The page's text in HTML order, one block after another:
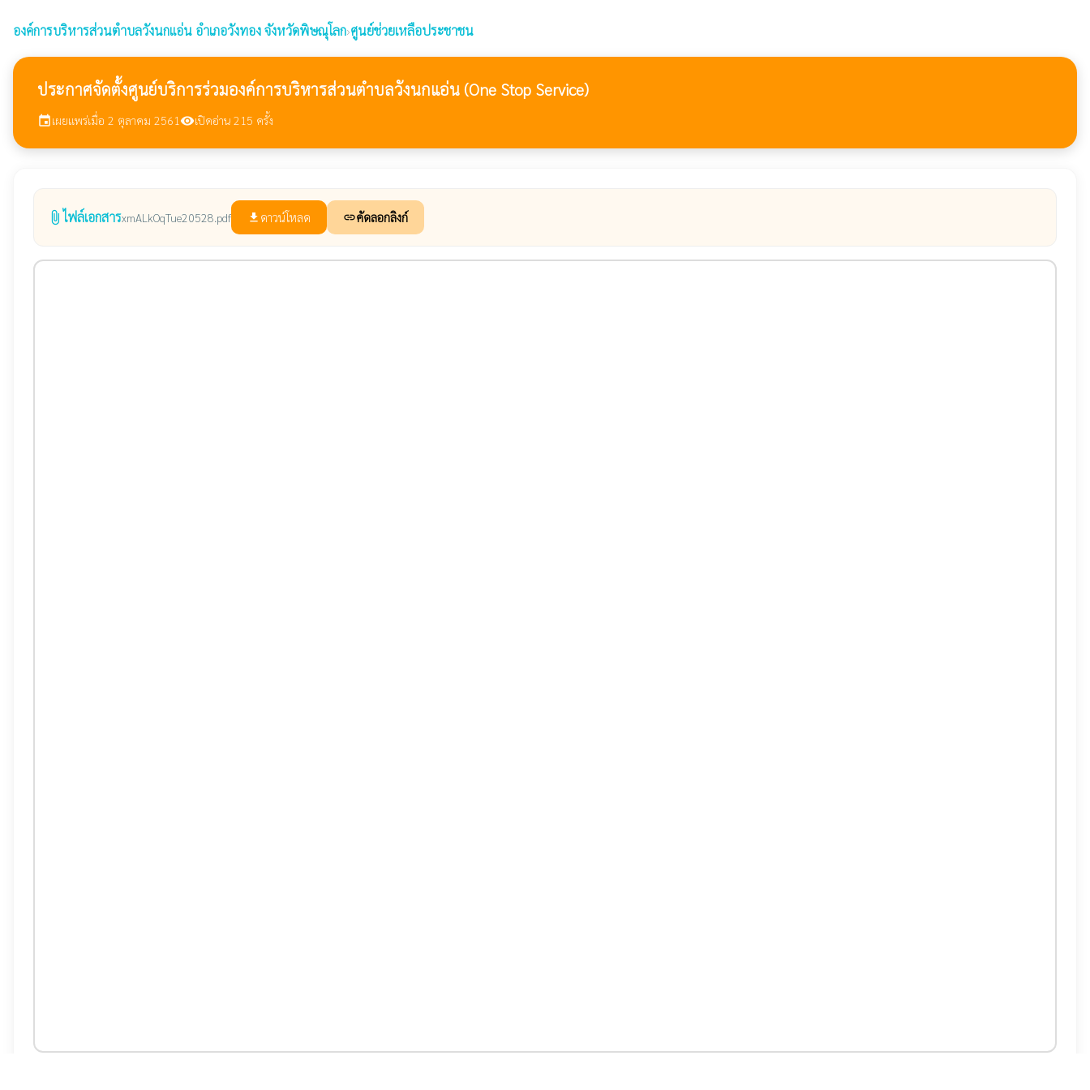
องค์การบริหารส่วนตำบลวังนกแอ่น อำเภอวังทอง จังหวัดพิษณุโลก›ศูนย์ช่วยเหลือประชาชน
ประกาศจัดตั้งศูนย์บริการร่วมองค์การบริหารส่วนตำบลวังนกแอ่น (One Stop Service)
eventเผยแพร่เมื่อ 2 ตุลาคม 2561 visibilityเปิดอ่าน 215 ครั้ง
attach_file ไฟล์เอกสารxmALkOqTue20528.pdf file_download ดาวน์โหลด linkคัดลอกลิงก์